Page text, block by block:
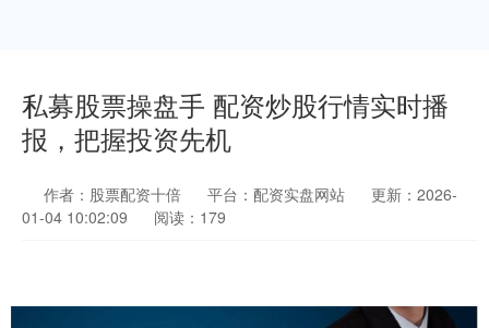
私募股票操盘手 配资炒股行情实时播
报，把握投资先机
作者：股票配资十倍 平台：配资实盘网站
更新：2026-
01-04 10:02:09
阅读：179